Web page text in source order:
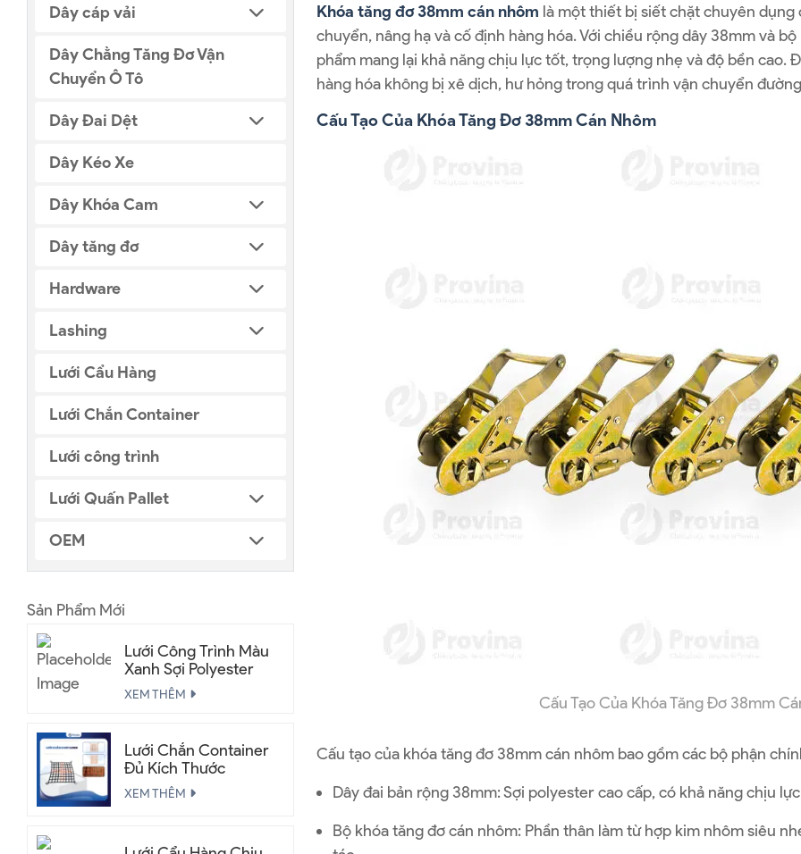
Dây cáp vải
Dây Chằng Tăng Đơ Vận
Chuyển Ô Tô
Dây Đai Dệt
Dây Kéo Xe
Dây Khóa Cam
Dây tăng đơ
Hardware
Lashing
Lưới Cẩu Hàng
Lưới Chắn Container
Lưới công trình
Lưới Quấn Pallet
OEM
Sản Phẩm Mới
Lưới Công Trình Màu
Xanh Sợi Polyester
XEM THÊM
Lưới Chắn Container
Đủ Kích Thước
XEM THÊM
Khóa tăng đơ 38mm cán nhôm là một thiết bị siết chặt chuyên
chuyển, nâng hạ và cố định hàng hóa. Với chiều rộng dây 38mm và
phẩm mang lại khả năng chịu lực tốt, trọng lượng nhẹ và độ bền cao.
hàng hóa không bị xê dịch, hư hỏng trong quá trình vận chuyển
Cấu Tạo Của Khóa Tăng Đơ 38mm Cán Nhôm
Cấu Tạo Của Khóa Tăng Đơ 38mm
Cấu tạo của khóa tăng đơ 38mm cán nhôm bao gồm các bộ phận
Dây đai bản rộng 38mm: Sợi polyester cao cấp, có khả năng chịu
Bộ khóa tăng đơ cán nhôm: Phần thân làm từ hợp kim nhôm siêu